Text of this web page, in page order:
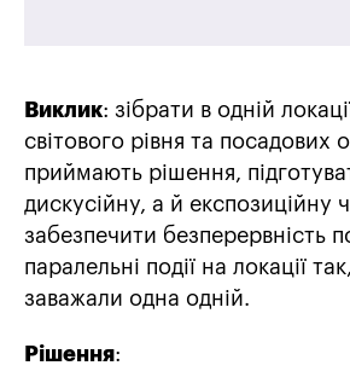
Виклик: зібрати в одній
світового рівня та посадових
приймають рішення,
дискусійну, а й експозиційну
забезпечити безперервність
паралельні події на локації
заважали одна одній.
Рішення: